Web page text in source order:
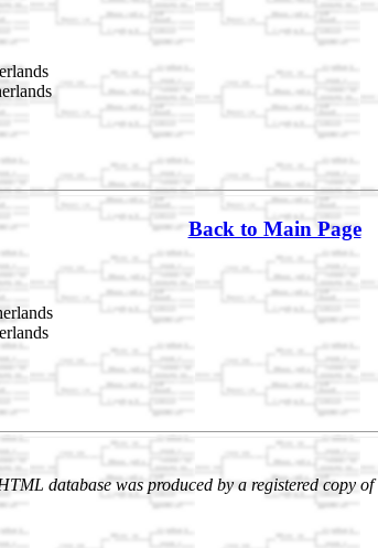
Back to Main Page
database was produced by a registered copy of